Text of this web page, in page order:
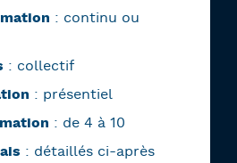
: continu ou
: collectif
: présentiel
: de 4 à 10
: détaillés ci-après